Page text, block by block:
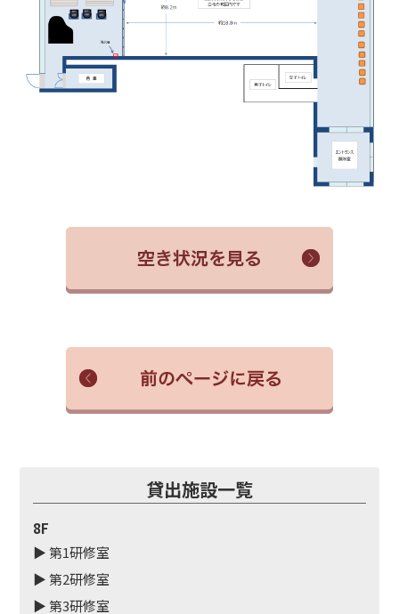
貸出施設一覧
8F
▶ 第1研修室
▶ 第2研修室
▶ 第3研修室